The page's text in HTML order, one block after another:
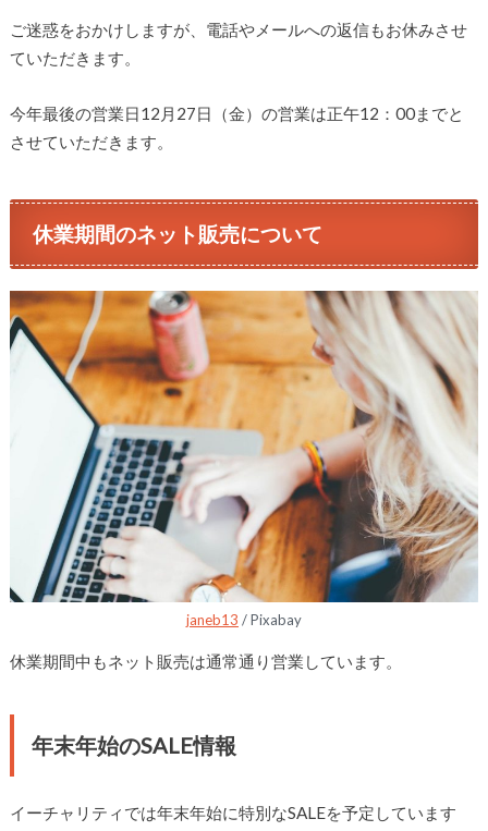
ご迷惑をおかけしますが、電話やメールへの返信もお休みさせ
ていただきます。
今年最後の営業日12月27日（金）の営業は正午12：00までと
させていただきます。
休業期間のネット販売について
janeb13 / Pixabay
休業期間中もネット販売は通常通り営業しています。
年末年始のSALE情報
イーチャリティでは年末年始に特別なSALEを予定しています